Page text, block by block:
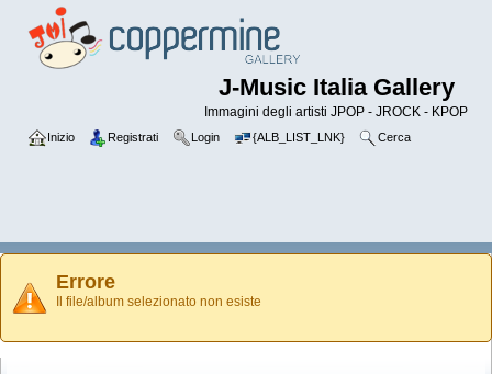
J-Music Italia Gallery
Immagini degli artisti JPOP - JROCK - KPOP
Inizio Registrati Login {ALB_LIST_LNK} Cerca
Errore
Il file/album selezionato non esiste